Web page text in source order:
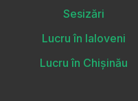
Sesizări
Lucru în Ialoveni
Lucru în Chișinău